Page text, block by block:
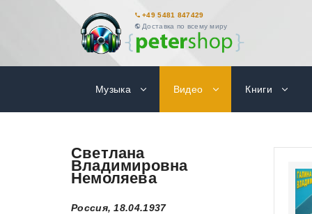
+49 5481 847429
Доставка по всему миру
Музыка Видео Книги
Светлана
Владимировна
Немоляева
Россия, 18.04.1937